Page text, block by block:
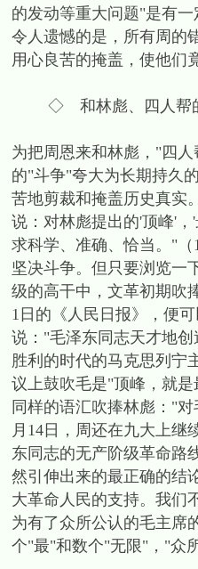
的发动等重大问题"是有
令人遗憾的是，所有周的
用心良苦的掩盖，使他们
◇ 和林彪、四人帮
为把周恩来和林彪，"四
的"斗争"夸大为长期持久
苦地剪裁和掩盖历史真实
说：对林彪提出的'顶峰'
求科学、准确、恰当。"
坚决斗争。但只要浏览一
级的高干中，文革初期吹
1日的《人民日报》，便
说："毛泽东同志天才地
胜利的时代的马克思列宁
议上鼓吹毛是"顶峰，就
同样的语汇吹捧林彪："
月14日，周还在九大上继
东同志的无产阶级革命路
然引伸出来的最正确的结
大革命人民的支持。我们
为有了众所公认的毛主席
个"最"和数个"无限"，"众